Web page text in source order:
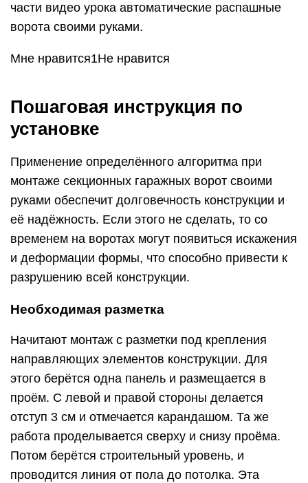
части видео урока автоматические распашные
ворота своими руками.
Мне нравится1Не нравится
Пошаговая инструкция по
установке
Применение определённого алгоритма при
монтаже секционных гаражных ворот своими
руками обеспечит долговечность конструкции и
её надёжность. Если этого не сделать, то со
временем на воротах могут появиться искажения
и деформации формы, что способно привести к
разрушению всей конструкции.
Необходимая разметка
Начитают монтаж с разметки под крепления
направляющих элементов конструкции. Для
этого берётся одна панель и размещается в
проём. С левой и правой стороны делается
отступ 3 см и отмечается карандашом. Та же
работа проделывается сверху и снизу проёма.
Потом берётся строительный уровень, и
проводится линия от пола до потолка. Эта